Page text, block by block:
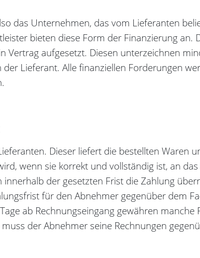
das Unternehmen, das vom Lieferanten
bieten diese Form der Finanzierung an.
Vertrag aufgesetzt. Diesen unterzeichnen
Lieferant. Alle finanziellen Forderungen
Dieser liefert die bestellten Waren
wenn sie korrekt und vollständig ist, an
der gesetzten Frist die Zahlung
für den Abnehmer gegenüber dem
ab Rechnungseingang gewähren manche
der Abnehmer seine Rechnungen